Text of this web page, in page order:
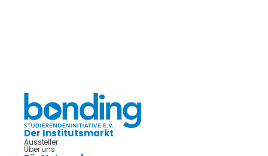
Der Institutsmarkt
Aussteller
Über uns